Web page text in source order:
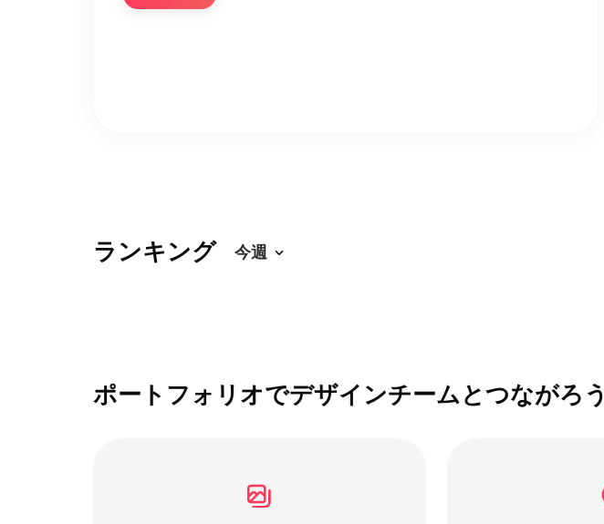
ランキング
ポートフォリオでデザインチームとつながろう